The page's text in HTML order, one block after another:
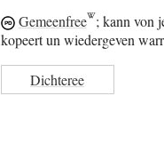
Gemeenfree ; kann von
kopeert un wiedergeven
Dichteree